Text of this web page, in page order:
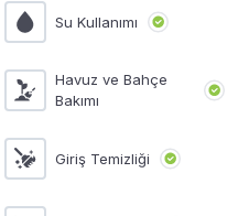
Su Kullanımı
Havuz ve Bahçe
Bakımı
Giriş Temizliği